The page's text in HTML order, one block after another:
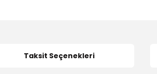
Taksit Seçenekleri